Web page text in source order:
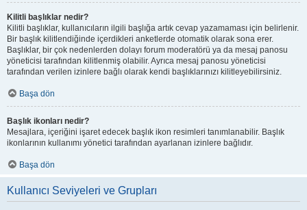
Kilitli başlıklar nedir?
Kilitli başlıklar, kullanıcıların ilgili başlığa artık cevap yazamaması için belirlenir.
Bir başlık kilitlendiğinde içerdikleri anketlerde otomatik olarak sona erer.
Başlıklar, bir çok nedenlerden dolayı forum moderatörü ya da mesaj panosu
yöneticisi tarafından kilitlenmiş olabilir. Ayrıca mesaj panosu yöneticisi
tarafından verilen izinlere bağlı olarak kendi başlıklarınızı kilitleyebilirsiniz.
Başa dön
Başlık ikonları nedir?
Mesajlara, içeriğini işaret edecek başlık ikon resimleri tanımlanabilir. Başlık
ikonlarının kullanımı yönetici tarafından ayarlanan izinlere bağlıdır.
Başa dön
Kullanıcı Seviyeleri ve Grupları